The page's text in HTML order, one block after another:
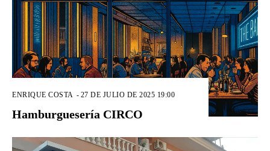
ENRIQUE COSTA - 27 DE JULIO DE 2025 19:00
Hamburguesería CIRCO